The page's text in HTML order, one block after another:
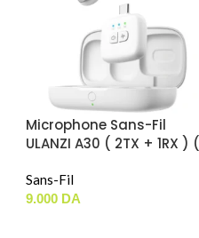
Microphone Sans-Fil
ULANZI A30 ( 2TX + 1RX ) (
Lightning Inclu ) « Blanc »
Sans-Fil
9.000 DA